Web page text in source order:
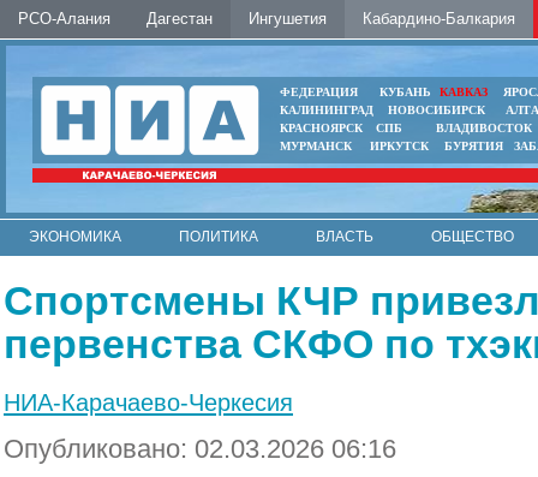
РСО-Алания Дагестан Ингушетия Кабардино-Балкария
ФЕДЕРАЦИЯ КУБАНЬ КАВКАЗ
КАЛИНИНГРАД
НОВОСИБИРСК
КРАСНОЯРСК
СПБ
ВЛАДИВОСТОК
МУРМАНСК
ИРКУТСК БУРЯТИЯ
ЭКОНОМИКА ПОЛИТИКА ВЛАСТЬ
ОБЩЕСТВО
Спортсмены КЧР
первенства СКФО по
НИА-Карачаево-Черкесия
Опубликовано: 02.03.2026 06:16